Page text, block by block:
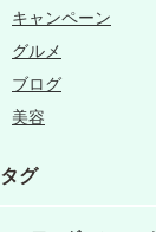
キャンペーン
グルメ
ブログ
美容
タグ